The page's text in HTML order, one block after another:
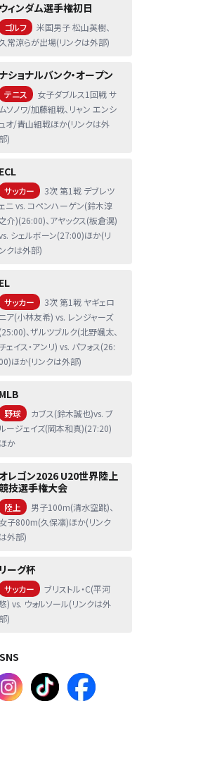
ウィンダム選手権初日
ゴルフ
米国男子 松山英樹、
常涼らが出場(リンクは外部)
ショナルバンク・オープン
テニス
女子ダブルス1回戦 サ
ムソノワ/加藤組戦、リャン エンシ
ュオ/青山組戦ほか(リンクは外
部)
ECL
サッカー
3次 第1戦 デブレツ
ェニ vs. コペンハーゲン(鈴木淳
介)(26:00)、アヤックス(板倉滉)
シェルボーン(27:00)ほか(リ
ンクは外部)
EL
サッカー
3次 第1戦 ヤギェロ
ニア(小林友希) vs. レンジャーズ
(25:00)、ザルツブルク(北野颯太、
チェイス・アンリ) vs. パフォス(26:
00)ほか(リンクは外部)
MLB
野球
カブス(鈴木誠也)vs. ブ
ージェイズ(岡本和真)(27:20)
ほか
レゴン2026 U20世界陸上
技選手権大会
陸上
男子100m(清水空跳)、
女子800m(久保凛)ほか(リンク
は外部)
リーグ杯
サッカー
ブリストル・C(平河
) vs. ウォルソール(リンクは外
部)